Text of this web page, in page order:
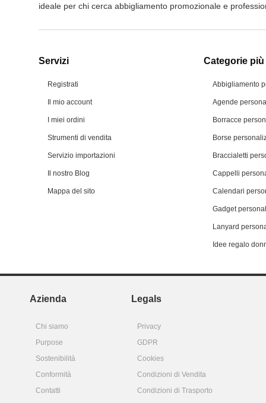
ideale per chi cerca abbigliamento promozionale e
Servizi
Registrati
Il mio account
I miei ordini
Strumenti di vendita
Servizio importazioni
Il nostro Blog
Mappa del sito
Categorie
Abbigliamento
Agende
Borracce
Borse
Braccialetti
Cappelli
Calendari
Gadget
Lanyard
Idee regalo
Azienda Legals
Chi siamo
Privacy
Purpose
GDPR
Sostenibilità
Cookies
Conformità
Condizioni di Vendita
Contatti
Condizioni di Trasporto